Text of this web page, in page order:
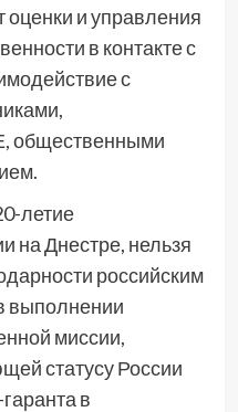
и управления
в контакте с
с
общественными
летие
на Днестре, нельзя
российским
выполнении
миссии,
статусу России
в